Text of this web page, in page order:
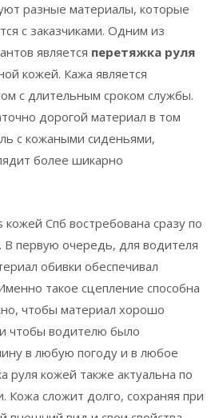
разные материалы, которые
с заказчиками. Одним из
является перетяжка руля
кожей. Кажа является
с длительным сроком службы.
дорогой материал в том
с кожаными сиденьями,
более шикарно
Спб востребована сразу по
В первую очередь, для водителя
обивки обеспечивал
такое сцепление способна
чтобы материал хорошо
чтобы водителю было
в любую погоду и в любое
руля кожей также актуальна по
Кожа сложит долго, сохраняя при